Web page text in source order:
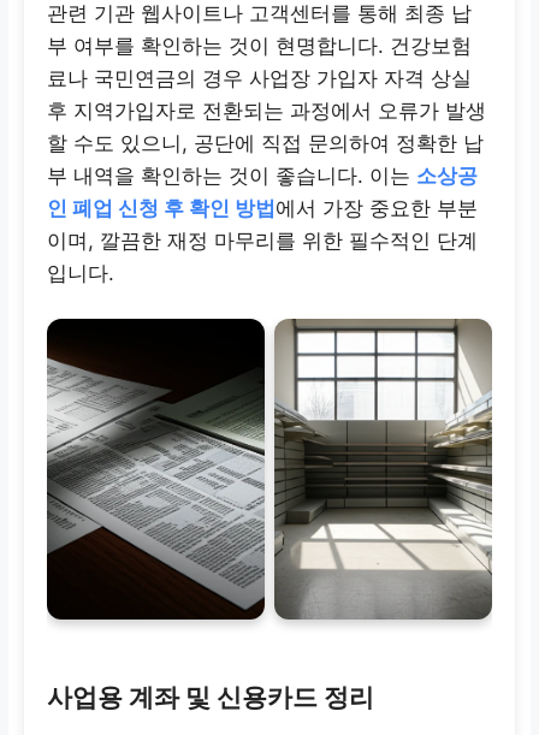
관련 기관 웹사이트나 고객센터를 통해 최종 납
부 여부를 확인하는 것이 현명합니다. 건강보험
료나 국민연금의 경우 사업장 가입자 자격 상실
후 지역가입자로 전환되는 과정에서 오류가 발생
할 수도 있으니, 공단에 직접 문의하여 정확한 납
부 내역을 확인하는 것이 좋습니다. 이는 소상공
인 폐업 신청 후 확인 방법 에서 가장 중요한 부분
이며, 깔끔한 재정 마무리를 위한 필수적인 단계
입니다.
사업용 계좌 및 신용카드 정리